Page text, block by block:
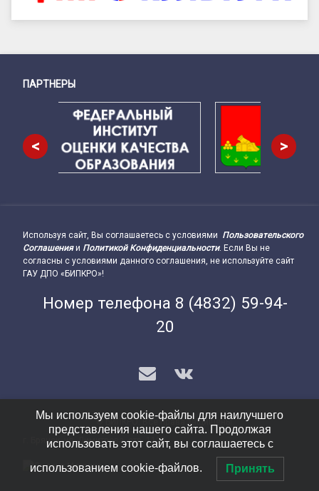
Снизу
ПАРТНЕРЫ
< >
Подвал сайта → влево
Используя сайт, Вы соглашаетесь с условиями Пользовательского
Соглашенияи Политикой Конфиденциальности. Если Вы не
согласны с условиями данного соглашения, не используйте сайт
ГАУ ДПО «БИПКРО»!
Номер телефона 8 (4832) 59-94-
20
E-mail
VK
© БИПКРО. Все права защищены.
Подвал сайта → вправо
г. Брянск, ул. Димитрова, стр. 112Б
Мы используем cookie-файлы для наилучшего
представления нашего сайта. Продолжая
использовать этот сайт, вы соглашаетесь с
использованием cookie-файлов. Принять